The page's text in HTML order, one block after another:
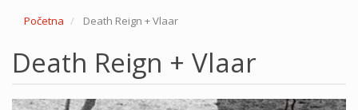
Početna Death Reign + Vlaar
Death Reign + Vlaar